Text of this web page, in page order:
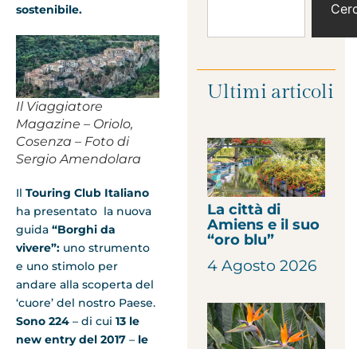
sostenibile.
Il Viaggiatore
Magazine – Oriolo,
Cosenza – Foto di
Sergio Amendolara
Il Touring Club Italiano
ha presentato la nuova
guida “Borghi da
vivere”: uno strumento
e uno stimolo per
andare alla scoperta del
‘cuore’ del nostro Paese.
Sono 224 – di cui 13 le
new entry del 2017 – le
Ultimi articoli
La città di
Amiens e il suo
“oro blu”
4 Agosto 2026